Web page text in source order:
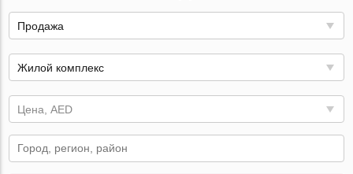
Продажа
Жилой комплекс
Цена, AED